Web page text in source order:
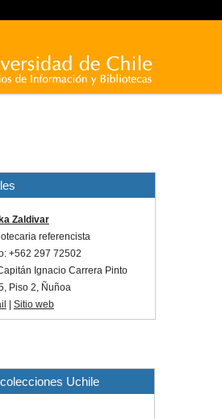
Zaldivar
referencista
+562 297 72502
Ignacio Carrera Pinto
Piso 2, Ñuñoa
Sitio web
Uchile